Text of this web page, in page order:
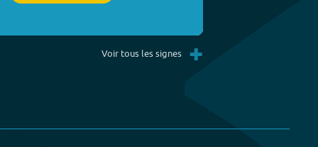
Voir tous les signes +